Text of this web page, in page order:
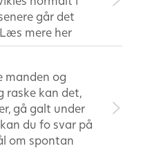
går det
mere her
manden og
raske kan det,
gå galt under
du fo svar på
om spontan